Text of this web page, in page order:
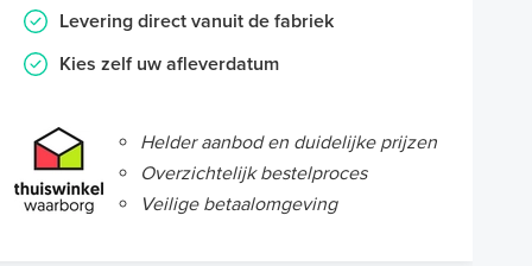
Levering direct vanuit de fabriek
Kies zelf uw afleverdatum
Helder aanbod en duidelijke prijzen
Overzichtelijk bestelproces
Veilige betaalomgeving